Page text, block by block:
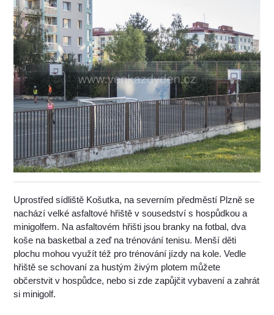
Uprostřed sídliště Košutka, na severním předměstí Plzně se
nachází velké asfaltové hřiště v sousedství s hospůdkou a
minigolfem. Na asfaltovém hřišti jsou branky na fotbal, dva
koše na basketbal a zeď na trénování tenisu. Menší děti
plochu mohou využít též pro trénování jízdy na kole. Vedle
hřiště se schovaní za hustým živým plotem můžete
občerstvit v hospůdce, nebo si zde zapůjčit vybavení a zahrát
si minigolf.